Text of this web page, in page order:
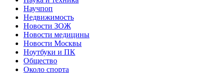
Научпоп
Недвижимость
Новости ЗОЖ
Новости медицины
Новости Москвы
Ноутбуки и ПК
Общество
Около спорта